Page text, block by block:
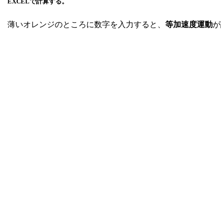
薄いオレンジのところに数字を入力すると、 等加速度運動